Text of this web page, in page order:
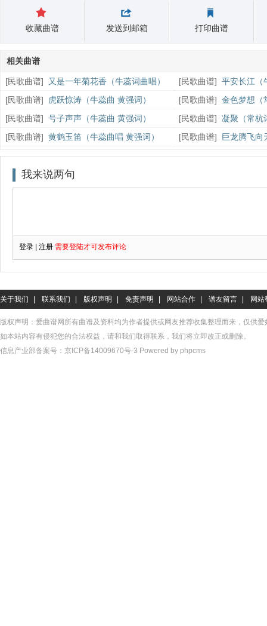
收藏曲谱 发送到邮箱 打印曲谱
相关曲谱
[民歌曲谱] 又是一年菊花香（牛蕊词曲唱） [民歌曲谱] 平安长江（
[民歌曲谱] 虎跃惊涛（牛蕊曲 黄强词） [民歌曲谱] 金色梦想（
[民歌曲谱] 号子声声（牛蕊曲 黄强词） [民歌曲谱] 凝聚（常杭
[民歌曲谱] 黄鹤玉笛（牛蕊曲唱 黄强词） [民歌曲谱]
巨龙腾飞向
词）
关于我们 | 联系我们 | 版权声明 | 免责声明 | 网站合作 | 谱友留言 | 网站
版权声明：爱曲谱网所有曲谱及资料均为作者提供或网友推荐收集整理而来，仅供
如本站内容有侵犯您的合法权益，请和我们取得联系，我们将立即改正或删除。
信息产业部备案号： 京ICP备14009670号-3 Powered by phpcms